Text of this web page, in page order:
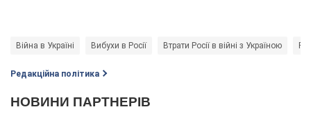
Війна в Україні Вибухи в Росії Втрати Росії в війні з Україною
Редакційна політика